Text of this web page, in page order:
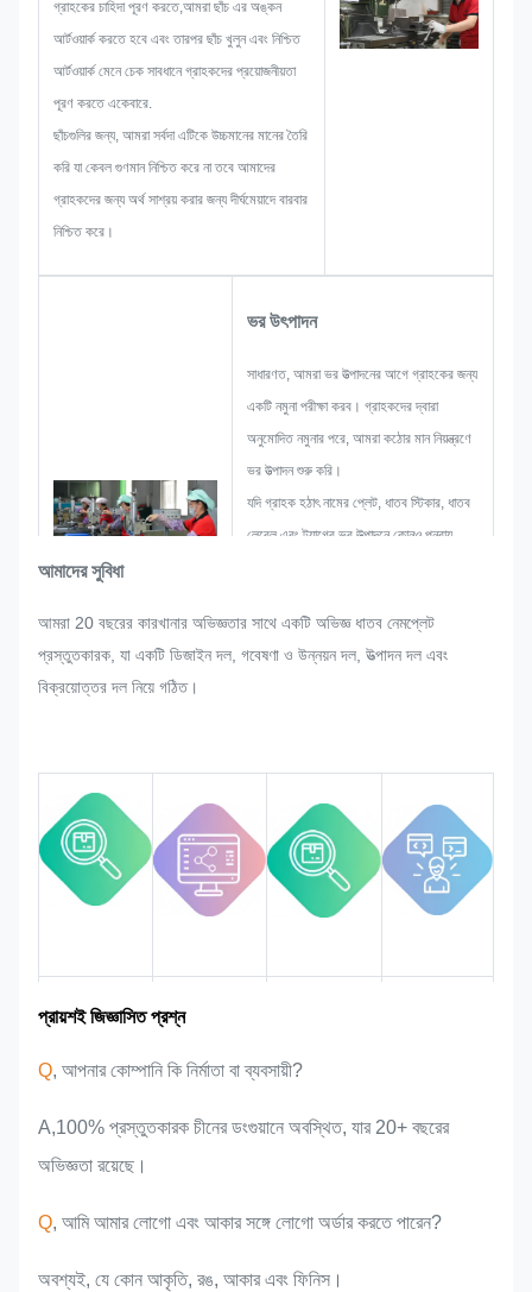
গ্রাহকের চাহিদা পূরণ করতে,আমরা ছাঁচ এর অঙ্কন
আর্টওয়ার্ক করতে হবে এবং তারপর ছাঁচ খুলুন এবং নিশ্চিত
আর্টওয়ার্ক মেনে চেক সাবধানে গ্রাহকদের প্রয়োজনীয়তা
পূরণ করতে একেবারে.
ছাঁচগুলির জন্য, আমরা সর্বদা এটিকে উচ্চমানের মানের তৈরি
করি যা কেবল গুণমান নিশ্চিত করে না তবে আমাদের
গ্রাহকদের জন্য অর্থ সাশ্রয় করার জন্য দীর্ঘমেয়াদে বারবার
নিশ্চিত করে।
ভর উৎপাদন
সাধারণত, আমরা ভর উত্পাদনের আগে গ্রাহকের জন্য
একটি নমুনা পরীক্ষা করব। গ্রাহকদের দ্বারা
অনুমোদিত নমুনার পরে, আমরা কঠোর মান নিয়ন্ত্রণে
ভর উত্পাদন শুরু করি।
যদি গ্রাহক হঠাৎ নামের প্লেট, ধাতব স্টিকার, ধাতব
লেবেল এবং ট্যাগের ভর উত্পাদনে কোনও পুনরায়
চেষ্টা করব।
আমরা পুরো প্রক্রিয়া জুড়ে মানের উপর নজর রাখব
আমাদের সুবিধা
আমরা 20 বছরের কারখানার অভিজ্ঞতার সাথে একটি অভিজ্ঞ ধাতব নেমপ্লেট
প্রস্তুতকারক, যা একটি ডিজাইন দল, গবেষণা ও উন্নয়ন দল, উত্পাদন দল এবং
বিক্রয়োত্তর দল নিয়ে গঠিত।
শিল্প অভিজ্ঞতা বাজার এলাকা
প্রায়শই জিজ্ঞাসিত প্রশ্ন
Q, আপনার কোম্পানি কি নির্মাতা বা ব্যবসায়ী?
A,100% প্রস্তুতকারক চীনের ডংগুয়ানে অবস্থিত, যার 20+ বছরের
অভিজ্ঞতা রয়েছে।
Q, আমি আমার লোগো এবং আকার সঙ্গে লোগো অর্ডার করতে পারেন?
অবশ্যই, যে কোন আকৃতি, রঙ, আকার এবং ফিনিস।